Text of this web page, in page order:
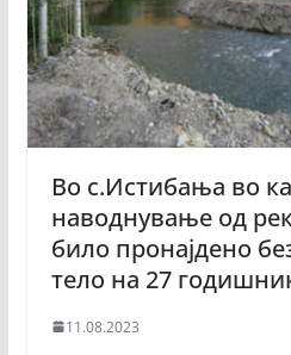
Во с.Истибања во
наводнување од
било пронајдено
тело на 27
11.08.2023